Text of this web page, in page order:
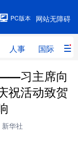
网站无障碍
PC版本
人事 国际 财
人事
港澳
习主席向
祝活动致贺
华社